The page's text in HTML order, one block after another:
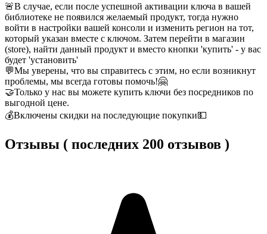
🚨В случае, если после успешной активации ключа в вашей
библиотеке не появился желаемый продукт, тогда нужно
войти в настройки вашей консоли и изменить регион на тот,
который указан вместе с ключом. Затем перейти в магазин
(store), найти данный продукт и вместо кнопки 'купить' - у вас
будет 'установить'
💬Мы уверены, что вы справитесь с этим, но если возникнут
проблемы, мы всегда готовы помочь!🤗
🤝Только у нас вы можете купить ключи без посредников по
выгодной цене.
💰Включены скидки на последующие покупки💵
Отзывы ( последних 200 отзывов )